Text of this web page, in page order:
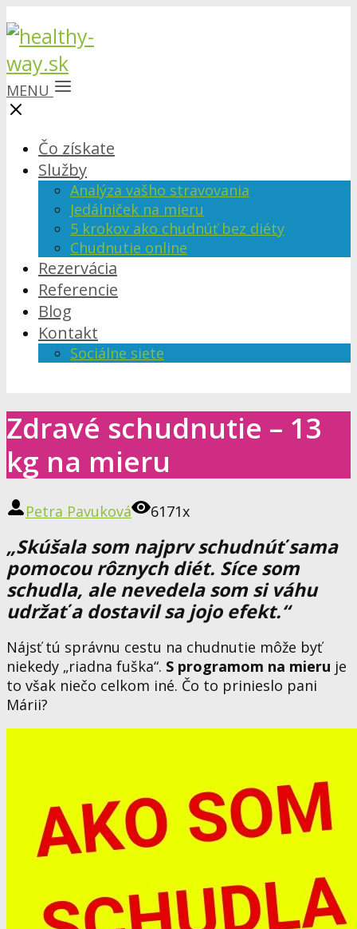
MENU
Čo získate
Služby
Analýza vašho stravovania
Jedálniček na mieru
5 krokov ako chudnúť bez diéty
Chudnutie online
Rezervácia
Referencie
Blog
Kontakt
Sociálne siete
Zdravé schudnutie – 13
kg na mieru
Petra Pavuková 6171x
„Skúšala som najprv schudnúť sama
pomocou rôznych diét. Síce som
schudla, ale nevedela som si váhu
udržať a dostavil sa jojo efekt.“
Nájsť tú správnu cestu na chudnutie môže byť
niekedy „riadna fuška“. S programom na mieru je
to však niečo celkom iné. Čo to prinieslo pani
Márii?